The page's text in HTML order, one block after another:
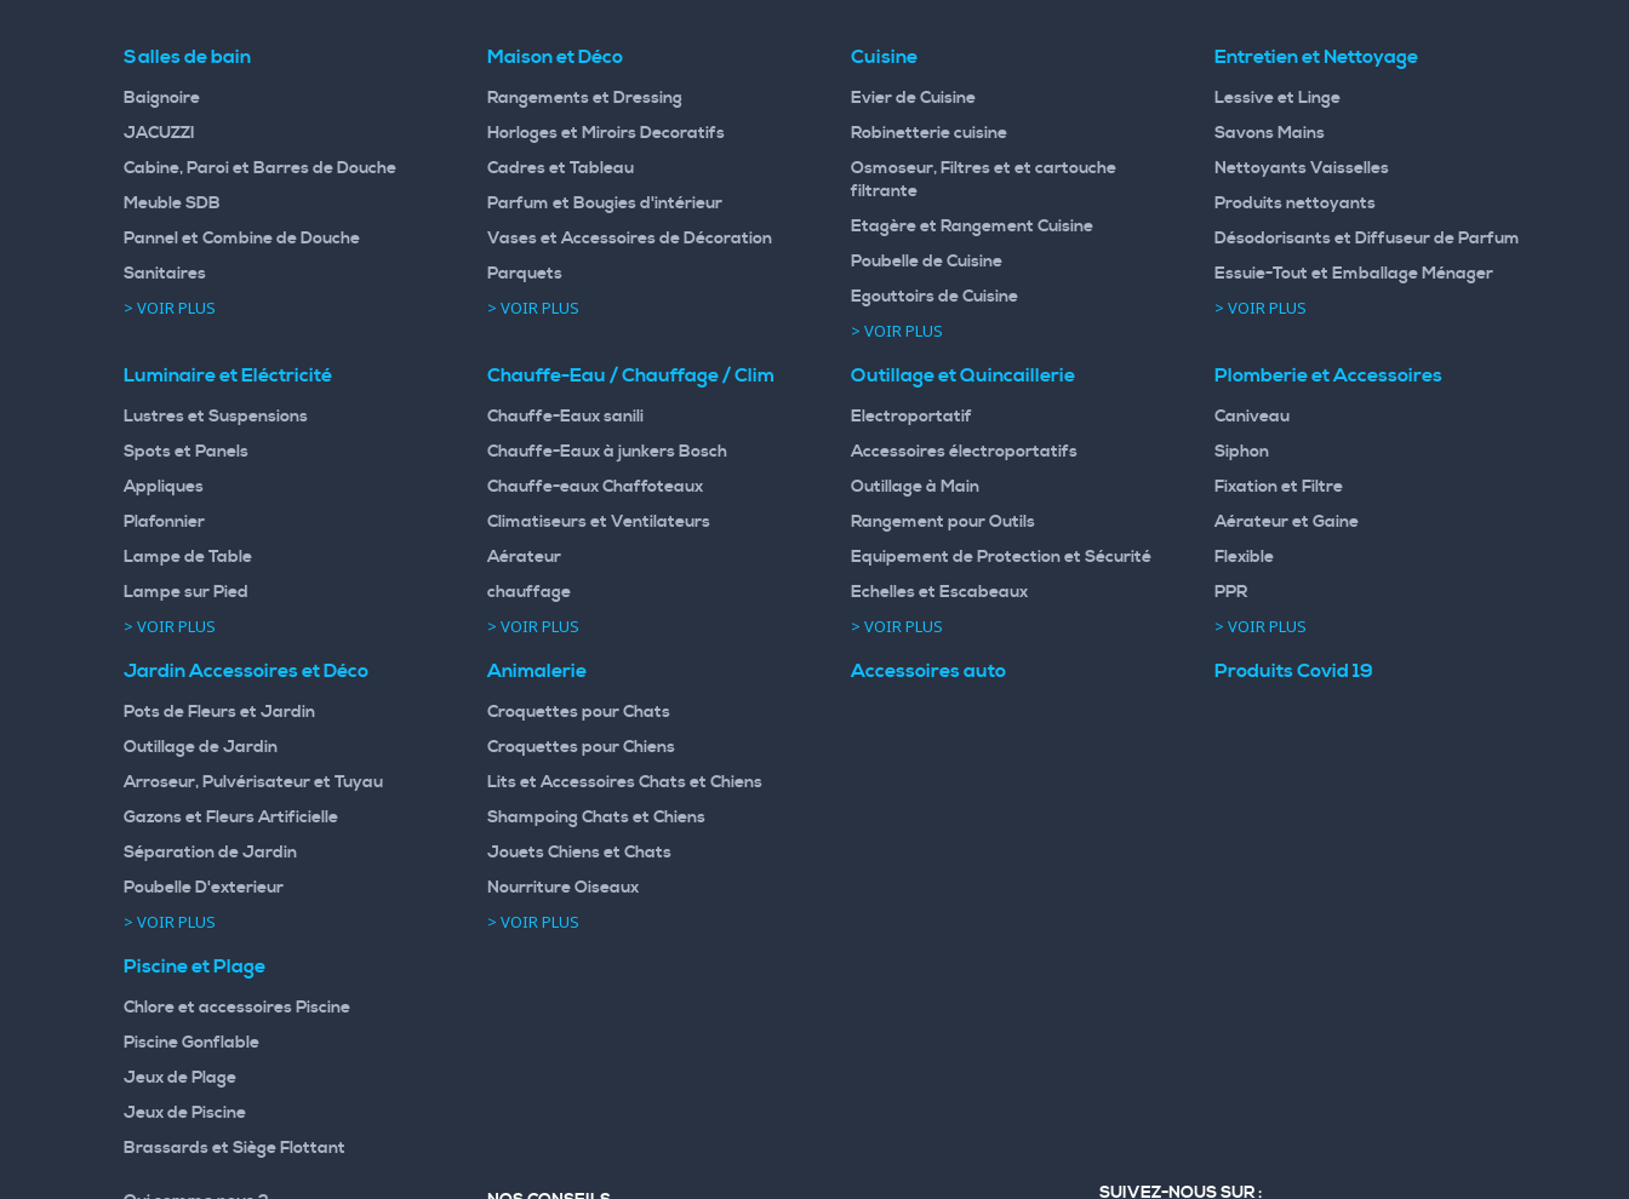
Salles de bain
Baignoire
JACUZZI
Cabine, Paroi et Barres de Douche
Meuble SDB
Pannel et Combine de Douche
Sanitaires
> VOIR PLUS
Maison et Déco
Rangements et Dressing
Horloges et Miroirs Decoratifs
Cadres et Tableau
Parfum et Bougies d'intérieur
Vases et Accessoires de Décoration
Parquets
> VOIR PLUS
Cuisine
Evier de Cuisine
Robinetterie cuisine
Osmoseur, Filtres et et cartouche
filtrante
Etagère et Rangement Cuisine
Poubelle de Cuisine
Egouttoirs de Cuisine
> VOIR PLUS
Entretien et Nettoyage
Lessive et Linge
Savons Mains
Nettoyants Vaisselles
Produits nettoyants
Désodorisants et Diffuseur de Parfum
Essuie-Tout et Emballage Ménager
> VOIR PLUS
Luminaire et Eléctricité
Lustres et Suspensions
Spots et Panels
Appliques
Plafonnier
Lampe de Table
Lampe sur Pied
> VOIR PLUS
Chauffe-Eau / Chauffage / Clim
Chauffe-Eaux sanili
Chauffe-Eaux à junkers Bosch
Chauffe-eaux Chaffoteaux
Climatiseurs et Ventilateurs
Aérateur
chauffage
> VOIR PLUS
Outillage et Quincaillerie
Electroportatif
Accessoires électroportatifs
Outillage à Main
Rangement pour Outils
Equipement de Protection et Sécurité
Echelles et Escabeaux
> VOIR PLUS
Plomberie et Accessoires
Caniveau
Siphon
Fixation et Filtre
Aérateur et Gaine
Flexible
PPR
> VOIR PLUS
Jardin Accessoires et Déco
Pots de Fleurs et Jardin
Outillage de Jardin
Arroseur, Pulvérisateur et Tuyau
Gazons et Fleurs Artificielle
Séparation de Jardin
Poubelle D'exterieur
> VOIR PLUS
Animalerie
Croquettes pour Chats
Croquettes pour Chiens
Lits et Accessoires Chats et Chiens
Shampoing Chats et Chiens
Jouets Chiens et Chats
Nourriture Oiseaux
> VOIR PLUS
Accessoires auto Produits Covid 19
Piscine et Plage
Chlore et accessoires Piscine
Piscine Gonflable
Jeux de Plage
Jeux de Piscine
Brassards et Siège Flottant
SUIVEZ-NOUS SUR :